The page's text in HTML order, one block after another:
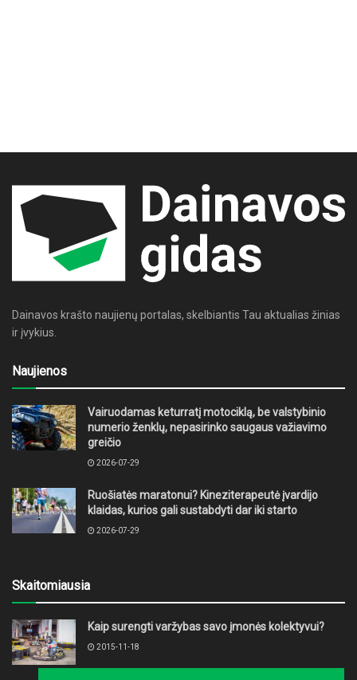
Dainavos krašto naujienų portalas, skelbiantis Tau aktualias žinias
ir įvykius.
Naujienos
Vairuodamas keturratį motociklą, be valstybinio
numerio ženklų, nepasirinko saugaus važiavimo
greičio
2026-07-29
Ruošiatės maratonui? Kineziterapeutė įvardijo
klaidas, kurios gali sustabdyti dar iki starto
2026-07-29
Skaitomiausia
Kaip surengti varžybas savo įmonės kolektyvui?
2015-11-18